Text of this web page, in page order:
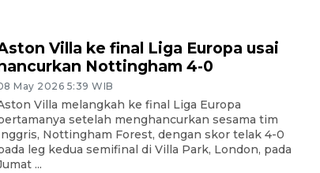
Villa ke final Liga Europa usai
Nottingham 4-0
May 2026 5:39 WIB
Villa melangkah ke final Liga Europa
setelah menghancurkan sesama tim
Nottingham Forest, dengan skor telak 4-0
leg kedua semifinal di Villa Park, London, pada
...